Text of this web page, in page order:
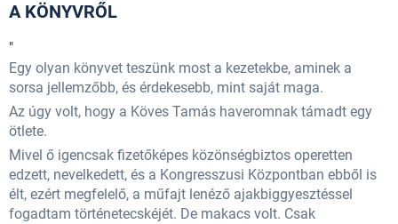
A KÖNYVRŐL
"
Egy olyan könyvet teszünk most a kezetekbe, aminek a
sorsa jellemzőbb, és érdekesebb, mint saját maga.
Az úgy volt, hogy a Köves Tamás haveromnak támadt egy
ötlete.
Mivel ő igencsak fizetőképes közönségbiztos operetten
edzett, nevelkedett, és a Kongresszusi Központban ebből is
élt, ezért megfelelő, a műfajt lenéző ajakbiggyesztéssel
fogadtam történetecskéjét. De makacs volt. Csak